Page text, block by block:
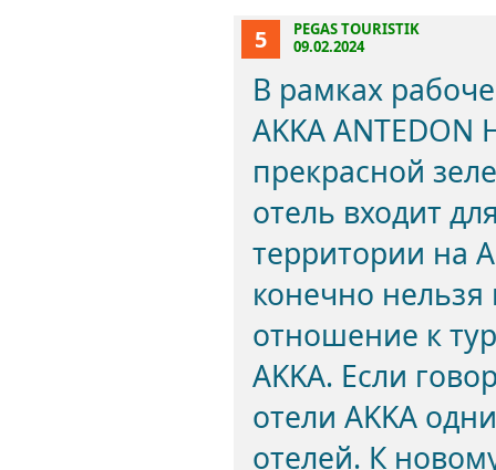
5
PEGAS TOURISTIK
09.02.2024
В рамках
AKKA
прекрасной
отель входит
территории на
конечно
отношение к
AKKA. Если
отели AKKA
отелей. К